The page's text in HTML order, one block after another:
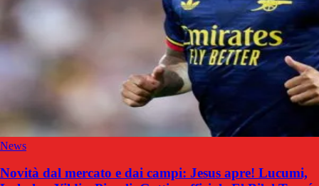
News
Novità dal mercato e dai campi: Jesus apre! Lucumi,